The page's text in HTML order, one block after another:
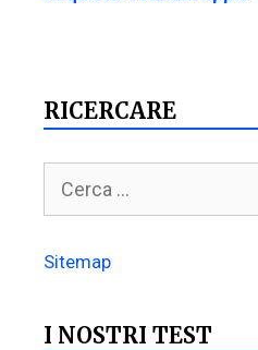
RICERCARE
Sitemap
I NOSTRI TEST